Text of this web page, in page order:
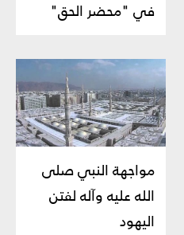
في "محضر الحق"
مواجهة النبي صلى
الله عليه وآله لفتن
اليهود